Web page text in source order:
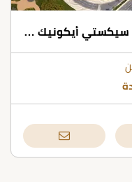
محل تجاري بمساحة 32 متر مربع سيكستي أيكونيك تاور العاصمة الإدارية